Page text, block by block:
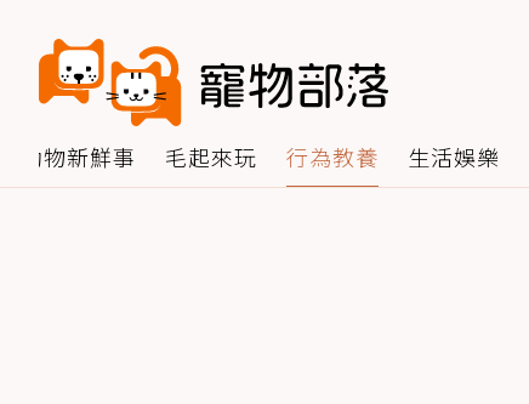
動物新鮮事 毛起來玩 行為教養 生活娛樂